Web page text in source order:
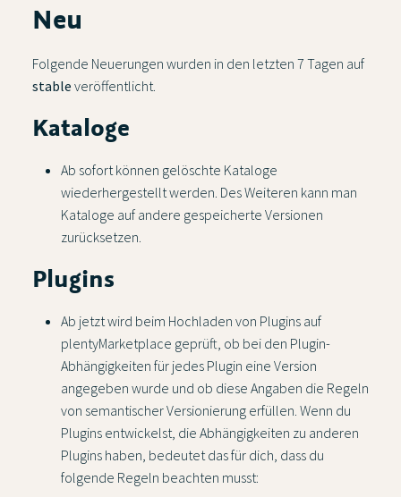
Neu
Folgende Neuerungen wurden in den letzten 7 Tagen auf
stable veröffentlicht.
Kataloge
Ab sofort können gelöschte Kataloge
wiederhergestellt werden. Des Weiteren kann man
Kataloge auf andere gespeicherte Versionen
zurücksetzen.
Plugins
Ab jetzt wird beim Hochladen von Plugins auf
plentyMarketplace geprüft, ob bei den Plugin-
Abhängigkeiten für jedes Plugin eine Version
angegeben wurde und ob diese Angaben die Regeln
von semantischer Versionierung erfüllen. Wenn du
Plugins entwickelst, die Abhängigkeiten zu anderen
Plugins haben, bedeutet das für dich, dass du
folgende Regeln beachten musst: